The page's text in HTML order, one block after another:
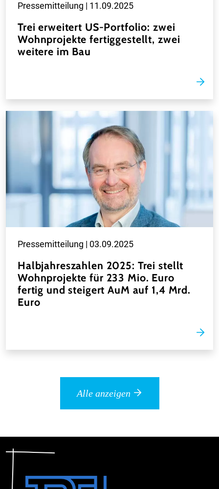
Pressemitteilung | 11.09.2025
Trei erweitert US-Portfolio: zwei
Wohnprojekte fertiggestellt, zwei
weitere im Bau
Pressemitteilung | 03.09.2025
Halbjahreszahlen 2025: Trei stellt
Wohnprojekte für 233 Mio. Euro
fertig und steigert AuM auf 1,4 Mrd.
Euro
Alle anzeigen